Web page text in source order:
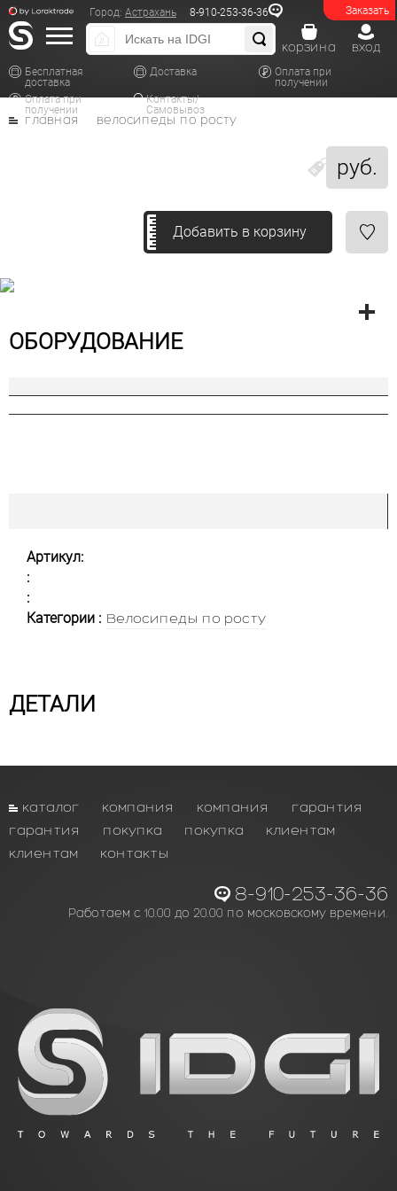
Заказать
Город: Астрахань 8-910-253-36-36
Бесплатная
доставка
Доставка
Оплата при
получении
Оплата при
получении
Контакты/
Самовывоз
вход
корзина
руб.
главная велосипеды по росту
Добавить в корзину
ОБОРУДОВАНИЕ
Артикул:
:
:
Категории : Велосипеды по росту
ДЕТАЛИ
каталог компания компания
гарантия
гарантия
покупка покупка
клиентам
клиентам
контакты
8-910-253-36-36
Работаем с 10.00 до 20.00 по московскому времени.